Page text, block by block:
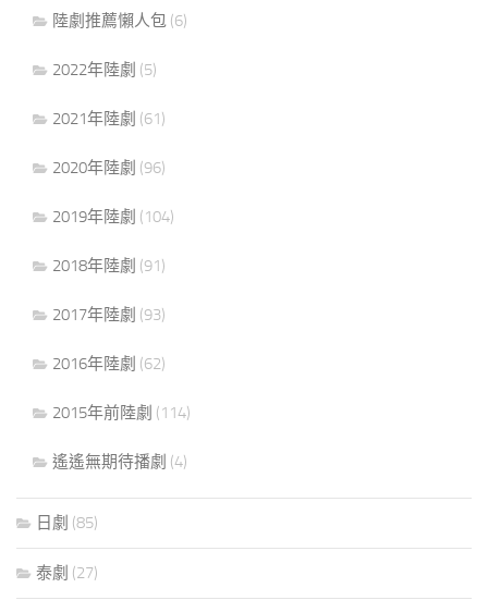
陸劇推薦懶人包 (6)
2022年陸劇 (5)
2021年陸劇 (61)
2020年陸劇 (96)
2019年陸劇 (104)
2018年陸劇 (91)
2017年陸劇 (93)
2016年陸劇 (62)
2015年前陸劇 (114)
遙遙無期待播劇 (4)
日劇 (85)
泰劇 (27)